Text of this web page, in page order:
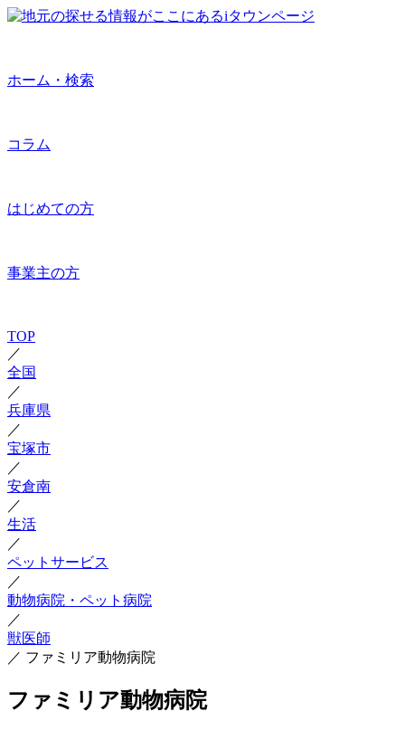
ホーム・検索
コラム
はじめての方
事業主の方
TOP
／
全国
／
兵庫県
／
宝塚市
／
安倉南
／
生活
／
ペットサービス
／
動物病院・ペット病院
／
獣医師
／ ファミリア動物病院
ファミリア動物病院